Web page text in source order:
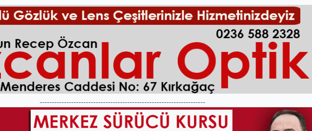
--------------------------------------------------------------------